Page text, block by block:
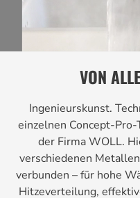
VON
Ingenieurskunst.
einzelnen Concept-
der Firma WOLL.
verschiedenen
verbunden – für hohe
Hitzeverteilung,